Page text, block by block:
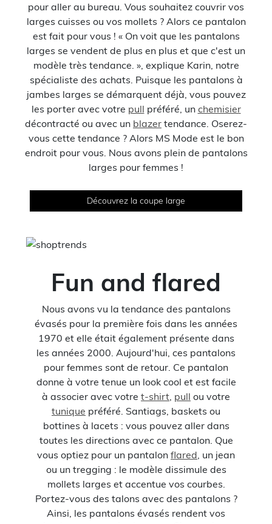
pour aller au bureau. Vous souhaitez couvrir vos
larges cuisses ou vos mollets ? Alors ce pantalon
est fait pour vous ! « On voit que les pantalons
larges se vendent de plus en plus et que c'est un
modèle très tendance. », explique Karin, notre
spécialiste des achats. Puisque les pantalons à
jambes larges se démarquent déjà, vous pouvez
les porter avec votre pull préféré, un chemisier
décontracté ou avec un blazer tendance. Oserez-
vous cette tendance ? Alors MS Mode est le bon
endroit pour vous. Nous avons plein de pantalons
larges pour femmes !
Découvrez la coupe large
Fun and flared
Nous avons vu la tendance des pantalons
évasés pour la première fois dans les années
1970 et elle était également présente dans
les années 2000. Aujourd'hui, ces pantalons
pour femmes sont de retour. Ce pantalon
donne à votre tenue un look cool et est facile
à associer avec votre t-shirt, pull ou votre
tunique préféré. Santiags, baskets ou
bottines à lacets : vous pouvez aller dans
toutes les directions avec ce pantalon. Que
vous optiez pour un pantalon flared, un jean
ou un tregging : le modèle dissimule des
mollets larges et accentue vos courbes.
Portez-vous des talons avec des pantalons ?
Ainsi, les pantalons évasés rendent vos